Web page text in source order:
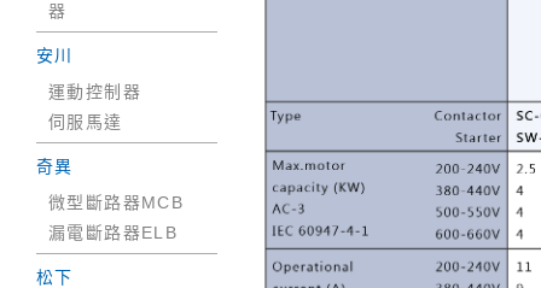
器
安川
運動控制器
伺服馬達
奇異
微型斷路器MCB
漏電斷路器ELB
松下